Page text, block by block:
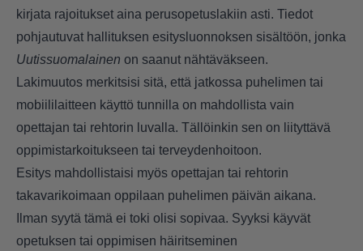
kirjata rajoitukset aina perusopetuslakiin asti. Tiedot
pohjautuvat hallituksen esitysluonnoksen sisältöön, jonka
Uutissuomalainen on saanut nähtäväkseen.
Lakimuutos merkitsisi sitä, että jatkossa puhelimen tai
mobiililaitteen käyttö tunnilla on mahdollista vain
opettajan tai rehtorin luvalla. Tällöinkin sen on liityttävä
oppimistarkoitukseen tai terveydenhoitoon.
Esitys mahdollistaisi myös opettajan tai rehtorin
takavarikoimaan oppilaan puhelimen päivän aikana.
Ilman syytä tämä ei toki olisi sopivaa. Syyksi käyvät
opetuksen tai oppimisen häiritseminen